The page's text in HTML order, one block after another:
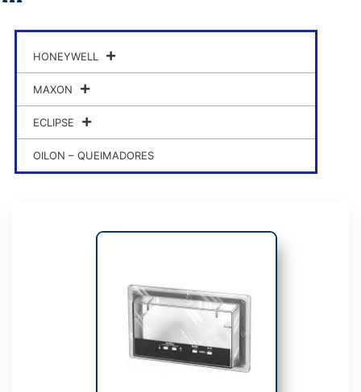
HONEYWELL
MAXON
ECLIPSE
OILON – QUEIMADORES